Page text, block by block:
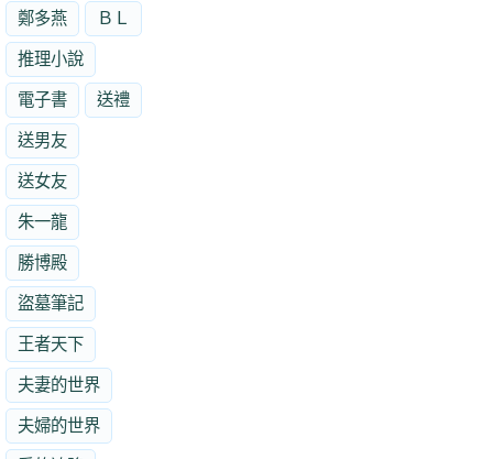
鄭多燕 ＢＬ
推理小說
電子書 送禮
送男友
送女友
朱一龍
勝博殿
盜墓筆記
王者天下
夫妻的世界
夫婦的世界